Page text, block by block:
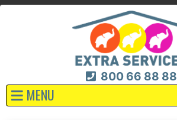
800 66 88 88
MENU